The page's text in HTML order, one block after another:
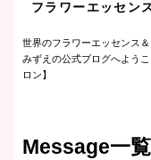
フラワーエッセン
世界のフラワーエッセンス
みずえの公式ブログへよう
ロン】
Message一覧